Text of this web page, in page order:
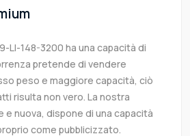
LI-148-3200 ha una capacità di
pretende di vendere
peso e maggiore capacità, ciò
risulta non vero. La nostra
e nuova, dispone di una capacità
come pubblicizzato.